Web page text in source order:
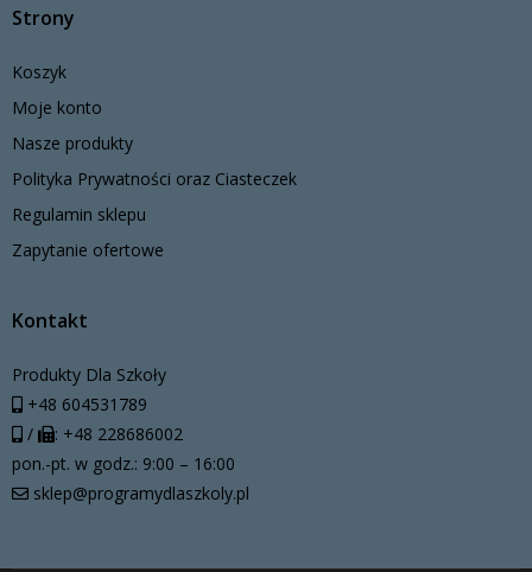
Strony
Koszyk
Moje konto
Nasze produkty
Polityka Prywatności oraz Ciasteczek
Regulamin sklepu
Zapytanie ofertowe
Kontakt
Produkty Dla Szkoły
+48 604531789
/
: +48 228686002
pon.-pt. w godz.: 9:00 – 16:00
sklep@programydlaszkoly.pl